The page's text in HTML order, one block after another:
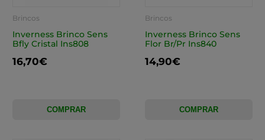
Brincos
Inverness Brinco Sens
Bfly Cristal Ins808
16,70€
COMPRAR
Brincos
Inverness Brinco Sens
Flor Br/Pr Ins840
14,90€
COMPRAR